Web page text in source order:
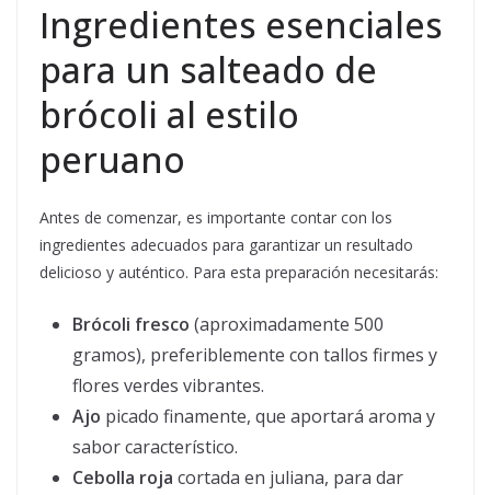
Ingredientes esenciales
para un salteado de
brócoli al estilo
peruano
Antes de comenzar, es importante contar con los
ingredientes adecuados para garantizar un resultado
delicioso y auténtico. Para esta preparación necesitarás:
Brócoli fresco (aproximadamente 500
gramos), preferiblemente con tallos firmes y
flores verdes vibrantes.
Ajo picado finamente, que aportará aroma y
sabor característico.
Cebolla roja cortada en juliana, para dar